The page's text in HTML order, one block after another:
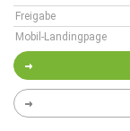
Freigabe
Mobil-Landingpage